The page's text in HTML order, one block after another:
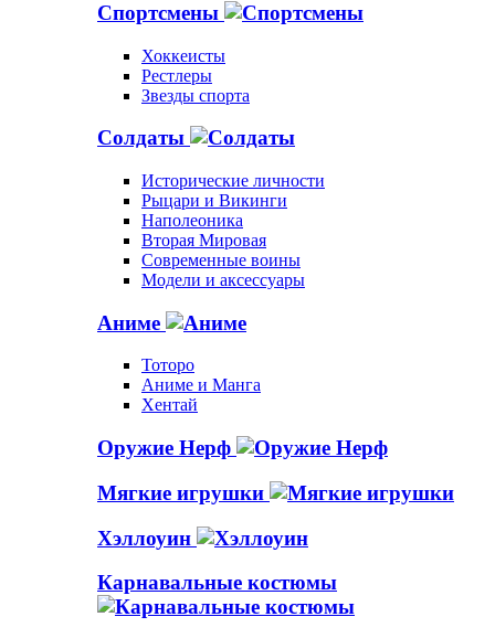
Спортсмены
Хоккеисты
Рестлеры
Звезды спорта
Солдаты
Исторические личности
Рыцари и Викинги
Наполеоника
Вторая Мировая
Современные воины
Модели и аксессуары
Аниме
Тоторо
Аниме и Манга
Хентай
Оружие Нерф
Мягкие игрушки
Хэллоуин
Карнавальные костюмы